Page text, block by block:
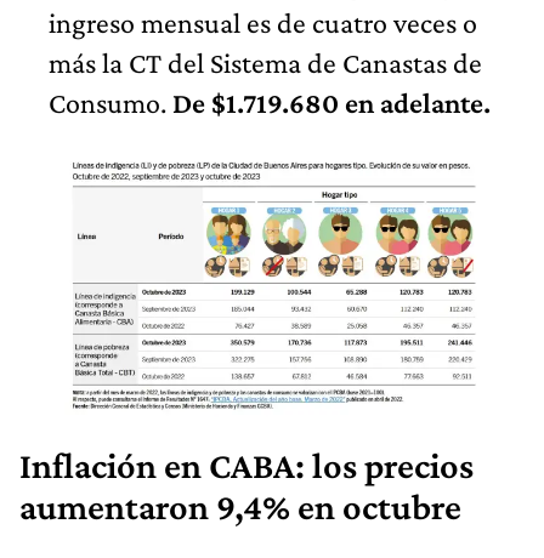
ingreso mensual es de cuatro veces o
más la CT del Sistema de Canastas de
Consumo. De $1.719.680 en adelante.
Inflación en CABA: los precios
aumentaron 9,4% en octubre